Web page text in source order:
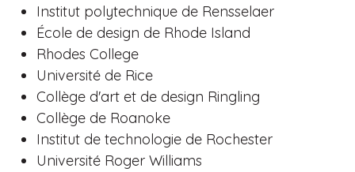
Institut polytechnique de Rensselaer
École de design de Rhode Island
Rhodes College
Université de Rice
Collège d'art et de design Ringling
Collège de Roanoke
Institut de technologie de Rochester
Université Roger Williams